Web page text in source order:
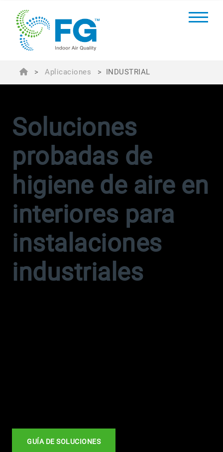
> Aplicaciones > INDUSTRIAL
Soluciones
probadas de
higiene de aire en
interiores para
instalaciones
industriales
GUÍA DE SOLUCIONES